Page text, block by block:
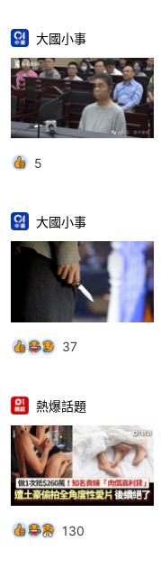
大國小事
5
大國小事
37
熱爆話題
130